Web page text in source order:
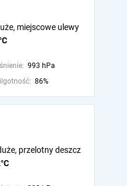
miejscowe ulewy
993 hPa
86%
przelotny deszcz